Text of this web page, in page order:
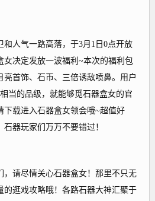
人气一路高落，于3月1日0点开放
女决定发放一波福利~本次的福利包
亮首饰、石币、三倍诱敌喷鼻。用户
当的品级，就能够觅石器盒女的官
下载进入石器盒女领会哦~超值好
器玩家们万万不要错过！
请尽情关心石器盒女！那里不只无
的逛戏攻略哦！各路石器大神汇聚于